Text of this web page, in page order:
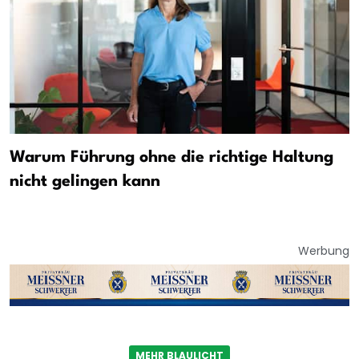
Warum Führung ohne die richtige Haltung
nicht gelingen kann
Werbung
MEHR BLAULICHT